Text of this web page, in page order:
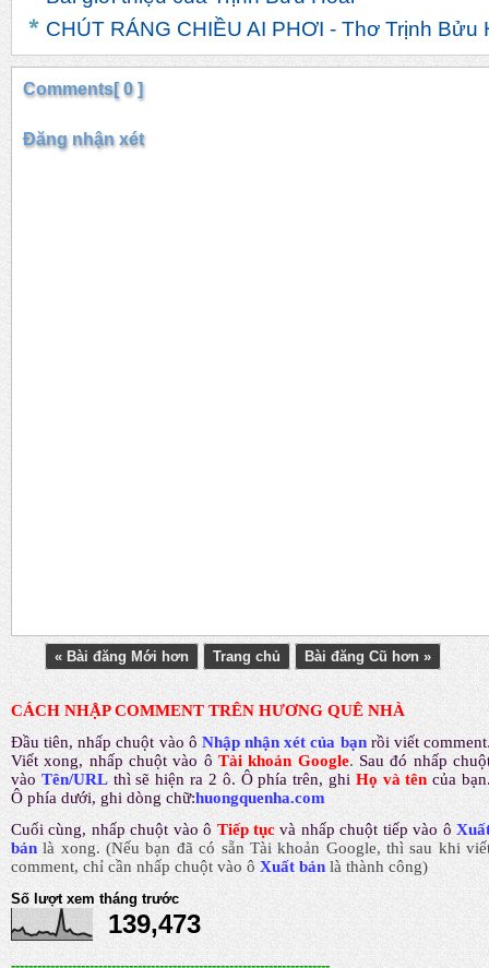
CHÚT RÁNG CHIỀU AI PHƠI - Thơ Trịnh Bửu
Comments[ 0 ]
Đăng nhận xét
« Bài đăng Mới hơn Trang chủ Bài đăng Cũ hơn »
CÁCH NHẬP COMMENT TRÊN HƯƠNG QUÊ NHÀ
Đầu tiên, nhấp chuột vào ô Nhập nhận xét của bạn rồi viết comment
Viết xong, nhấp chuột vào ô Tài khoản Google. Sau đó nhấp
vào Tên/URL thì sẽ hiện ra 2 ô. Ô phía trên, ghi Họ và tên của
Ô phía dưới, ghi dòng chữ:huongquenha.com
Cuối cùng, nhấp chuột vào ô Tiếp tục và nhấp chuột tiếp vào ô
bản là xong.(Nếu bạn đã có sẵn Tài khoản Google, thì sau khi
comment, chỉ cần nhấp chuột vào ô Xuất bản là thành công)
Số lượt xem tháng trước
139,473